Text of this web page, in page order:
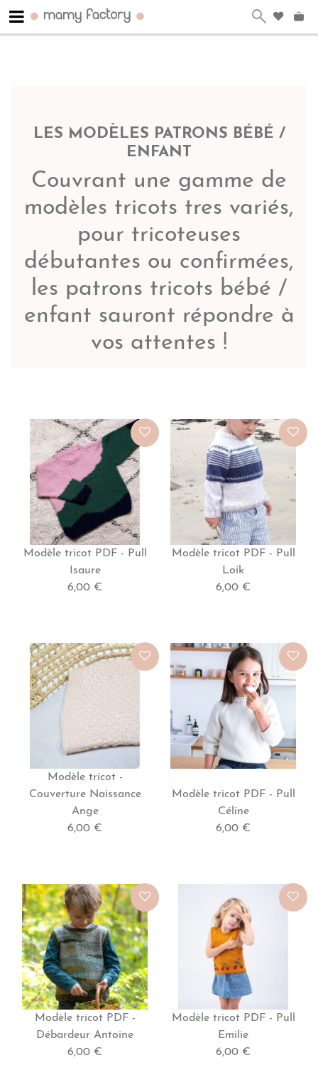
LES MODÈLES PATRONS BÉBÉ /
ENFANT
Couvrant une gamme de
modèles tricots tres variés,
pour tricoteuses
débutantes ou confirmées,
les patrons tricots bébé /
enfant sauront répondre à
vos attentes !
Modèle tricot PDF - Pull
Isaure
6,00 €
Modèle tricot PDF - Pull
Loik
6,00 €
Modèle tricot -
Couverture Naissance
Ange
6,00 €
Modèle tricot PDF - Pull
Céline
6,00 €
Modèle tricot PDF -
Débardeur Antoine
6,00 €
Modèle tricot PDF - Pull
Emilie
6,00 €